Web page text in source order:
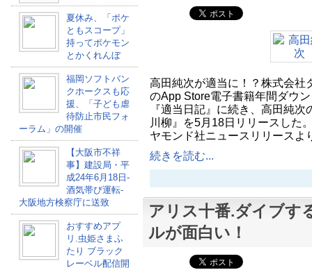
夏休み、「ポケ
ともスコープ」
持ってポケモン
とかくれんぼ
福岡ソフトバン
クホークスも応
援、「子ども虐
待防止市民フォ
ーラム」の開催
【大阪市不祥
事】建設局・平
成24年6月18日-
酒気帯び運転-
大阪地方検察庁に送致
おすすめアプ
リ.虫姫さまふ
たり ブラック
レーベル配信開
高田純次が適当に！？株式会社
のApp Store電子書籍年間ダウ
『適当日記』に続き、高田純
川柳』を5月18日リリースした
ヤモンド社ニュースリリースよ
続きを読む...
アリス十番.ダイブす
ルが面白い！